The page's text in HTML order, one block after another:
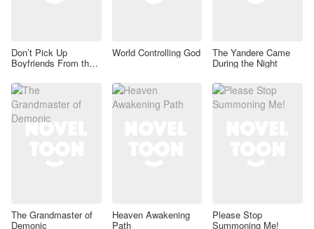
Don’t Pick Up
Boyfriends From the
World Controlling God The Yandere Came
During the Night
The Grandmaster of
Demonic
Heaven Awakening
Path
Please Stop
Summoning Me!